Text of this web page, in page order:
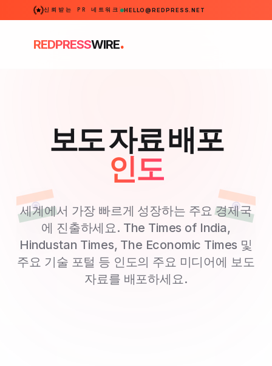
신뢰받는 PR 네트워크 HELLO@REDPRESS.NET
REDPRESSWIRE.
보도 자료 배포
인도
세계에서 가장 빠르게 성장하는 주요 경제국
에 진출하세요. The Times of India,
Hindustan Times, The Economic Times 및
주요 기술 포털 등 인도의 주요 미디어에 보도
자료를 배포하세요.